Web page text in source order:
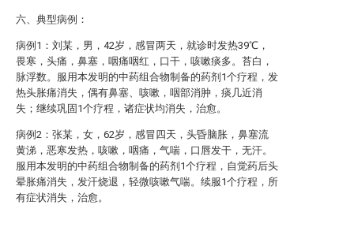
六、典型病例：
病例1：刘某，男，42岁，感冒两天，就诊时发热39℃，
畏寒，头痛，鼻塞，咽痛咽红，口干，咳嗽痰多。苔白，
脉浮数。服用本发明的中药组合物制备的药剂1个疗程，发
热头胀痛消失，偶有鼻塞、咳嗽，咽部消肿，痰几近消
失；继续巩固1个疗程，诸症状均消失，治愈。
病例2：张某，女，62岁，感冒四天，头昏脑胀，鼻塞流
黄涕，恶寒发热，咳嗽，咽痛，气喘，口唇发干，无汗。
服用本发明的中药组合物制备的药剂1个疗程，自觉药后头
晕胀痛消失，发汗烧退，轻微咳嗽气喘。续服1个疗程，所
有症状消失，治愈。